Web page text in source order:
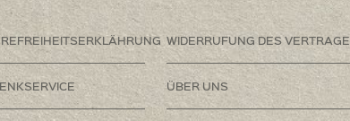
WIDERRUFUNG DES
ÜBER UNS